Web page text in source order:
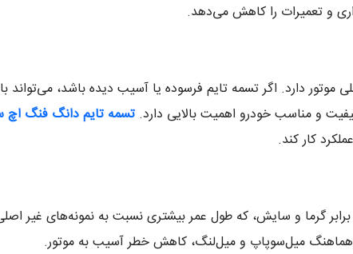
و تعمیرات را کاهش می‌دهد.
موتور دارد. اگر تسمه تایم فرسوده یا آسیب دیده باشد،
و مناسب خودرو اهمیت بالایی دارد. تسمه تایم دانگ فنگ
کار کند.
گرما و سایش، که طول عمر بیشتری نسبت به نمونه‌های غیر
میل‌سوپاپ و میل‌لنگ، کاهش خطر آسیب به موتور.